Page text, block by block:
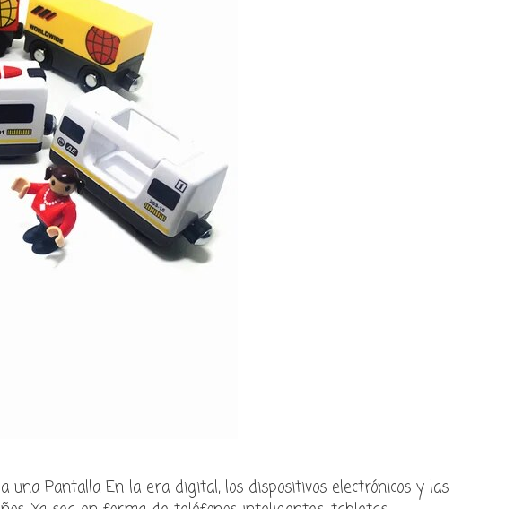
una Pantalla En la era digital, los dispositivos electrónicos y las